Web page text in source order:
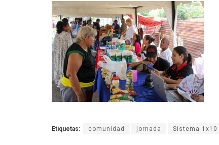
Etiquetas: comunidad jornada Sistema 1x10